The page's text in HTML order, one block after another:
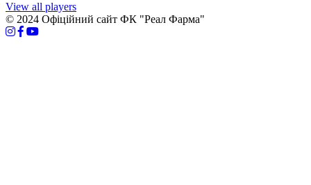
View all players
© 2024 Офіційний сайт ФК "Реал Фарма"